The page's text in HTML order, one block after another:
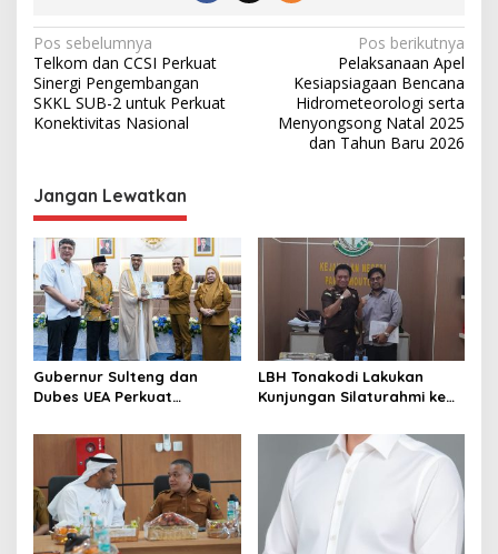
N
a
v
a
s
i
p
o
s
Pos sebelumnya
Telkom dan CCSI Perkuat
Sinergi Pengembangan
SKKL SUB-2 untuk Perkuat
Konektivitas Nasional
Pos berikutnya
Pelaksanaan Apel
Kesiapsiagaan Bencana
Hidrometeorologi serta
Menyongsong Natal 2025
dan Tahun Baru 2026
Jangan Lewatkan
Gubernur Sulteng dan
Dubes UEA Perkuat
Sektor Jadi Prioritas
LBH Tonakodi Lakukan
Kunjungan Silaturahmi ke